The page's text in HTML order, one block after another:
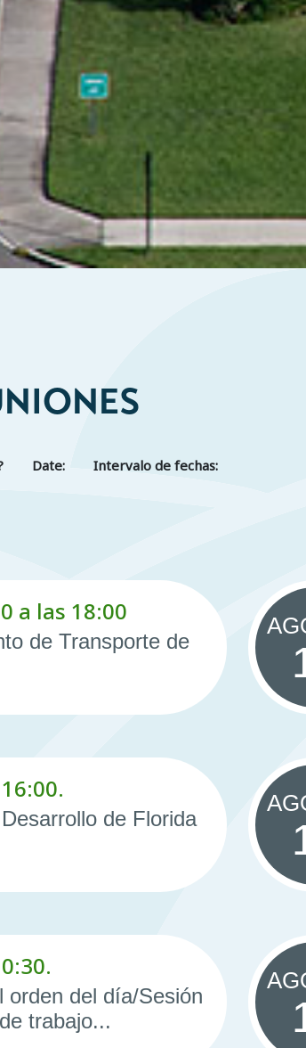
Date: Intervalo de fechas:
a las 18:00
de Transporte de
de Florida
orden del día/Sesión
trabajo...